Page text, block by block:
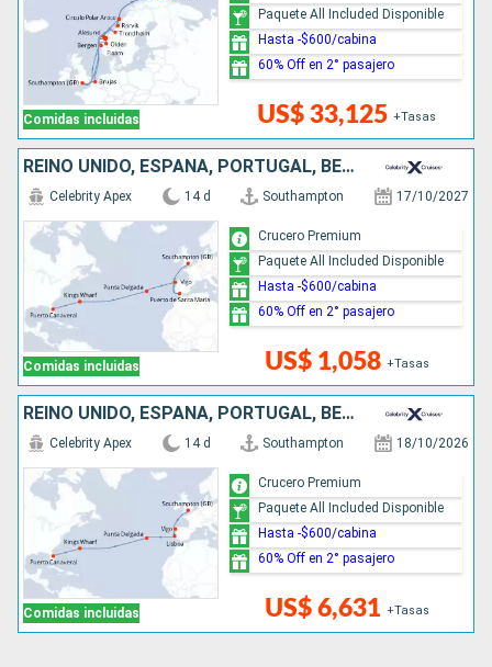
Comidas incluidas US$ 33,125 +Tasas
Paquete All Included Disponible
Hasta -$600/cabina
60% Off en 2° pasajero
REINO UNIDO, ESPAÑA, PORTUGAL, BERMUDAS, ESTADOS UNIDOS
Comidas incluidas
Celebrity Apex 14 d Southampton 17/10/2027
US$ 1,058 +Tasas
Crucero Premium
Paquete All Included Disponible
Hasta -$600/cabina
60% Off en 2° pasajero
REINO UNIDO, ESPAÑA, PORTUGAL, BERMUDAS, ESTADOS UNIDOS
Comidas incluidas
Celebrity Apex 14 d Southampton 18/10/2026
US$ 6,631 +Tasas
Crucero Premium
Paquete All Included Disponible
Hasta -$600/cabina
60% Off en 2° pasajero